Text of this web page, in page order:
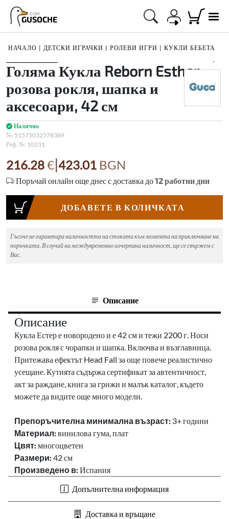
GUSOCHE
.COM
НАЧАЛО | ДЕТСКИ ИГРАЧКИ | РОЛЕВИ ИГРИ | КУКЛИ БЕБЕТА
1/2
Голяма Кукла Reborn Esther, с
розова рокля, шапка и
аксесоари, 42 см
Налично
№: 51575032578389
Реф. №: 10231
216.28€|423.01 BGN
Поръчай онлайн още днес с доставка до12работни дни
ДОБАВЕТЕ В КОЛИЧКАТА
Гъсоче не гарантира наличността на стоката към момента на приключване на
поръчката. В случай на междувременно изчерпана наличност, ще се свържем с
Вас.
Описание
Описание
Кукла Естер е новородено и е 42 см и тежи 2200 г. Носи
розова рокля с чорапки и шапка. Включва и възглавница.
Притежава ефектът Head Fall за още повече реалистично
усещане. Кутията съдържа сертификат за автентичност,
акт за раждане, книга за грижи и малък каталог, където
можете да видите още много модели.
Препоръчителна минимална възраст: 3+ години
Материал: винилова гума, плат
Цвят: многоцветен
Размери: 42 см
Произведено в: Испания
Допълнителна информация
Доставка и връщане